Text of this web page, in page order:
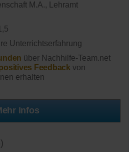
M.A., Lehramt
Unterrichtserfahrung
über Nachhilfe-Team.net
Feedback von
erhalten
Infos